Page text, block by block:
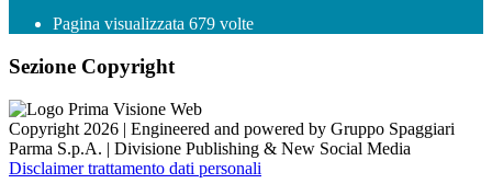
Pagina visualizzata 679 volte
Sezione Copyright
Copyright 2026 | Engineered and powered by Gruppo Spaggiari
Parma S.p.A. | Divisione Publishing & New Social Media
Disclaimer trattamento dati personali